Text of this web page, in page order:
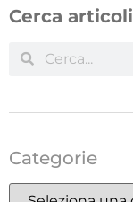
Cerca articoli
Categorie